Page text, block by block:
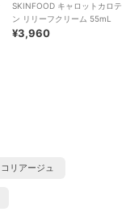
SKINFOOD キャロットカロテ
ン リリーフクリーム 55mL
¥3,960
コリアージュ